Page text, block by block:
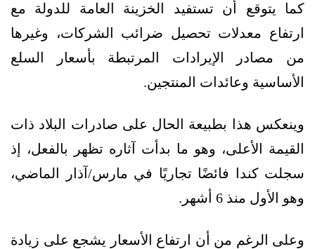
كما يتوقع أن تستفيد الخزينة العامة للدولة مع
ارتفاع معدلات تحصيل ضرائب الشركات، وغيرها
من مصادر الإيرادات المرتبطة بأسعار السلع
الأساسية وعائدات المنتجين.
وينعكس هذا بطبيعة الحال على صادرات البلاد ذات
القيمة الأعلى، وهو ما بدأت آثاره تظهر بالفعل، إذ
سجلت كندا فائضًا تجاريًا في مارس/آذار الماضي،
وهو الأول منذ 6 أشهر.
وعلى الرغم من أن ارتفاع الأسعار يشجع على زيادة